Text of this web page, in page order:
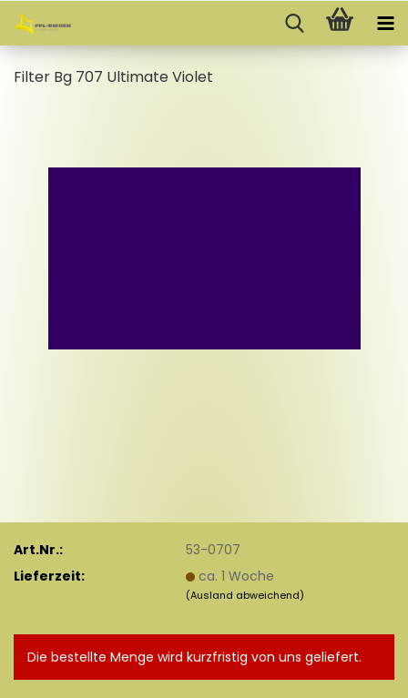
Fil­ter Bg 707 Ul­ti­ma­te Vio­let
Art.Nr.:
53-0707
Lieferzeit:
ca. 1 Woche
(Ausland abweichend)
Die bestellte Menge wird kurzfristig von uns geliefert.